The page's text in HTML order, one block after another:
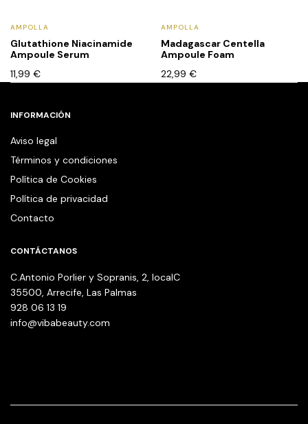
AMPOLLA
Glutathione Niacinamide
Ampoule Serum
11,99 €
AMPOLLA
Madagascar Centella
Ampoule Foam
22,99 €
INFORMACIÓN
Aviso legal
Términos y condiciones
Política de Cookies
Política de privacidad
Contacto
CONTÁCTANOS
C.Antonio Porlier y Sopranis, 2, localC
35500, Arrecife, Las Palmas
928 06 13 19
info@vibabeauty.com